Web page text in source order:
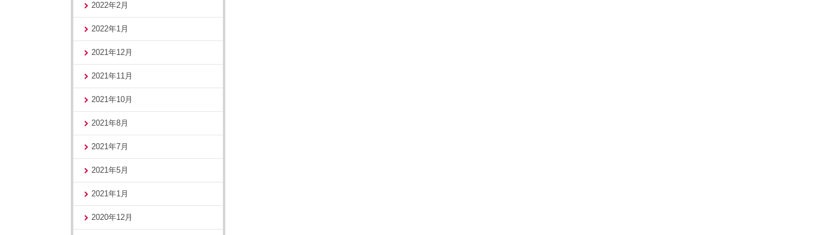
2022年2月
2022年1月
2021年12月
2021年11月
2021年10月
2021年8月
2021年7月
2021年5月
2021年1月
2020年12月